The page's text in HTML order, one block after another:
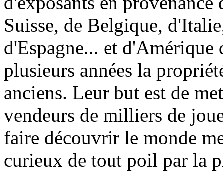
Suisse, de Belgique,
d'Espagne... et
plusieurs années la
anciens. Leur but est de
vendeurs de milliers de
faire découvrir le monde
curieux de tout poil par la